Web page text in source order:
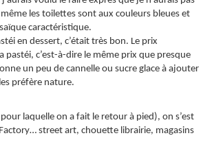
les toilettes sont aux couleurs bleues et
caractéristique.
en dessert, c’était très bon. Le prix
pastéi, c’est-à-dire le même prix que presque
un peu de cannelle ou sucre glace à ajouter
préfère nature.
laquelle on a fait le retour à pied), on s’est
street art, chouette librairie, magasins